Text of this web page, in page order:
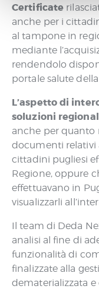
Certificate
anche per i
al tampone in
mediante
rendendolo
portale salute
L’aspetto di
soluzioni
anche per quanto
documenti relativi
cittadini pugliesi
Regione, oppure
effettuavano in
visualizzarli
Il team di Deda
analisi al fine di
funzionalità di
finalizzate alla
dematerializzata e